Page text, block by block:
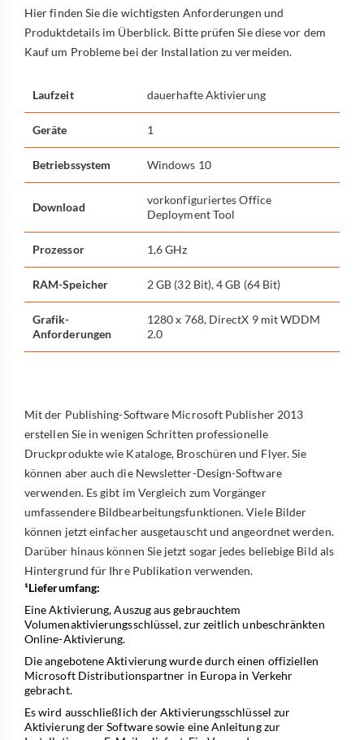
Hier finden Sie die wichtigsten Anforderungen und
Produktdetails im Überblick. Bitte prüfen Sie diese vor dem
Kauf um Probleme bei der Installation zu vermeiden.
Laufzeit dauerhafte Aktivierung
Geräte 1
Betriebssystem Windows 10
Download
vorkonfiguriertes Office
Deployment Tool
Prozessor 1,6 GHz
RAM-Speicher 2 GB (32 Bit), 4 GB (64 Bit)
Grafik-
Anforderungen
1280 x 768, DirectX 9 mit WDDM
2.0
Mit der Publishing-Software Microsoft Publisher 2013
erstellen Sie in wenigen Schritten professionelle
Druckprodukte wie Kataloge, Broschüren und Flyer. Sie
können aber auch die Newsletter-Design-Software
verwenden. Es gibt im Vergleich zum Vorgänger
umfassendere Bildbearbeitungsfunktionen. Viele Bilder
können jetzt einfacher ausgetauscht und angeordnet werden.
Darüber hinaus können Sie jetzt sogar jedes beliebige Bild als
Hintergrund für Ihre Publikation verwenden.
¹Lieferumfang:
Eine Aktivierung, Auszug aus gebrauchtem
Volumenaktivierungsschlüssel, zur zeitlich unbeschränkten
Online-Aktivierung.
Die angebotene Aktivierung wurde durch einen offiziellen
Microsoft Distributionspartner in Europa in Verkehr
gebracht.
Es wird ausschließlich der Aktivierungsschlüssel zur
Aktivierung der Software sowie eine Anleitung zur